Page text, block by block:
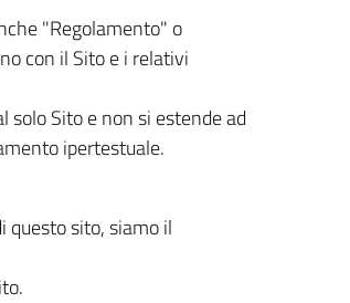
"Regolamento" o
con il Sito e i relativi
Sito e non si estende ad
ipertestuale.
questo sito, siamo il